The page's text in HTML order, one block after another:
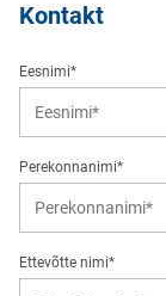
Kontakt
Eesnimi*
Perekonnanimi*
Ettevõtte nimi*